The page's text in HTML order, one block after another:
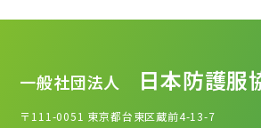
一般社団法人 日本防護服
〒111-0051 東京都台東区蔵前4-13-7